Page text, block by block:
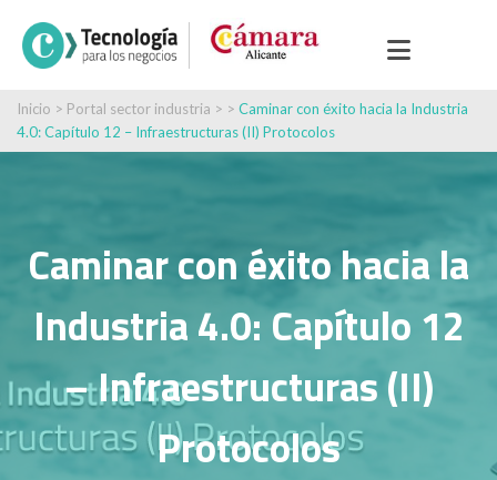
Inicio > Portal sector industria > > Caminar con éxito hacia la Industria
4.0: Capítulo 12 – Infraestructuras (II) Protocolos
Caminar con éxito hacia la
Industria 4.0: Capítulo 12
– Infraestructuras (II)
Protocolos